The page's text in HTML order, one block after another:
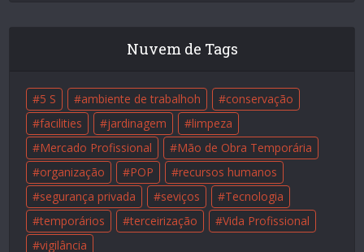
Nuvem de Tags
5 S ambiente de trabalhoh
conservação
facilities
jardinagem
limpeza
Mercado Profissional
Mão de Obra Temporária
organização
POP
recursos humanos
segurança privada
seviços
Tecnologia
temporários
terceirização
Vida Profissional
vigilância